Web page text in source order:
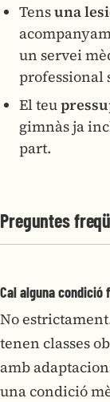
Tensuna
un servei
professional
El teu
gimnàs ja
part.
Preguntes
Cal alguna
No
tenen classes
amb
una condició